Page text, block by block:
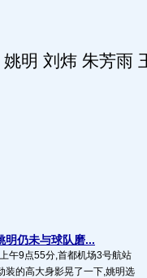
刘炜 朱芳雨
明仍未与球队磨...
午9点55分,首都机场3号航站
装的高大身影晃了一下,姚明选